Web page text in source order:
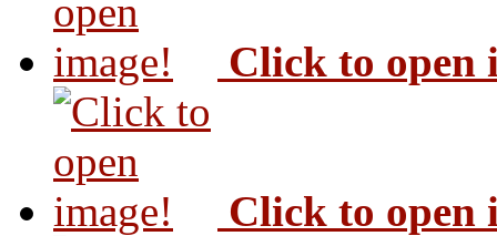
Click to open
Click to open